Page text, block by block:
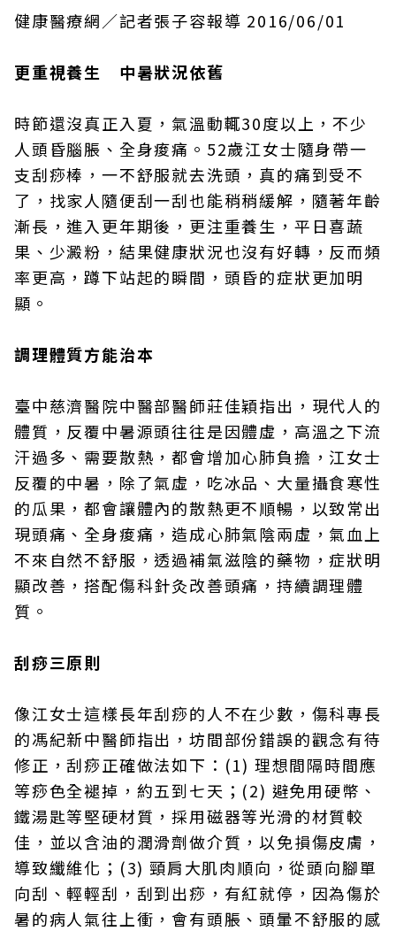
健康醫療網／記者張子容報導 2016/06/01
更重視養生 中暑狀況依舊
時節還沒真正入夏，氣溫動輒30度以上，不少
人頭昏腦脹、全身痠痛。52歲江女士隨身帶一
支刮痧棒，一不舒服就去洗頭，真的痛到受不
了，找家人隨便刮一刮也能稍稍緩解，隨著年齡
漸長，進入更年期後，更注重養生，平日喜蔬
果、少澱粉，結果健康狀況也沒有好轉，反而頻
率更高，蹲下站起的瞬間，頭昏的症狀更加明
顯。
調理體質方能治本
臺中慈濟醫院中醫部醫師莊佳穎指出，現代人的
體質，反覆中暑源頭往往是因體虛，高溫之下流
汗過多、需要散熱，都會增加心肺負擔，江女士
反覆的中暑，除了氣虛，吃冰品、大量攝食寒性
的瓜果，都會讓體內的散熱更不順暢，以致常出
現頭痛、全身痠痛，造成心肺氣陰兩虛，氣血上
不來自然不舒服，透過補氣滋陰的藥物，症狀明
顯改善，搭配傷科針灸改善頭痛，持續調理體
質。
刮痧三原則
像江女士這樣長年刮痧的人不在少數，傷科專長
的馮紀新中醫師指出，坊間部份錯誤的觀念有待
修正，刮痧正確做法如下：(1) 理想間隔時間應
等痧色全褪掉，約五到七天；(2) 避免用硬幣、
鐵湯匙等堅硬材質，採用磁器等光滑的材質較
佳，並以含油的潤滑劑做介質，以免損傷皮膚，
導致纖維化；(3) 頸肩大肌肉順向，從頭向腳單
向刮、輕輕刮，刮到出痧，有紅就停，因為傷於
暑的病人氣往上衝，會有頭脹、頭暈不舒服的感